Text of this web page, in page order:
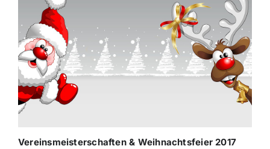
Vereinsmeisterschaften & Weihnachtsfeier 2017